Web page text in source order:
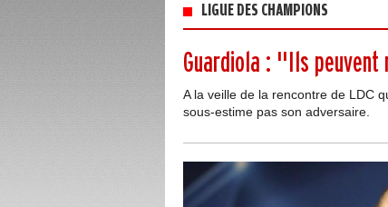
LIGUE DES CHAMPIONS
Guardiola : "Ils
A la veille de la rencontre de LDC
sous-estime pas son adversaire.